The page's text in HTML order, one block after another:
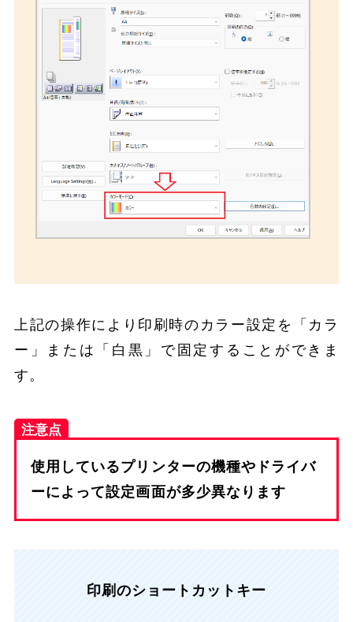
上記の操作により印刷時のカラー設定を「カラ
ー」または「白黒」で固定することができま
す。
注意点
使用しているプリンターの機種やドライバ
ーによって設定画面が多少異なります
印刷のショートカットキー